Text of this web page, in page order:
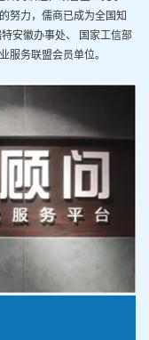
努力，儒商已成为全国知
安徽办事处、 国家工信部
服务联盟会员单位。